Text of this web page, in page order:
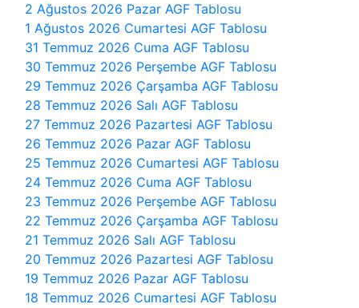
2 Ağustos 2026 Pazar AGF Tablosu
1 Ağustos 2026 Cumartesi AGF Tablosu
31 Temmuz 2026 Cuma AGF Tablosu
30 Temmuz 2026 Perşembe AGF Tablosu
29 Temmuz 2026 Çarşamba AGF Tablosu
28 Temmuz 2026 Salı AGF Tablosu
27 Temmuz 2026 Pazartesi AGF Tablosu
26 Temmuz 2026 Pazar AGF Tablosu
25 Temmuz 2026 Cumartesi AGF Tablosu
24 Temmuz 2026 Cuma AGF Tablosu
23 Temmuz 2026 Perşembe AGF Tablosu
22 Temmuz 2026 Çarşamba AGF Tablosu
21 Temmuz 2026 Salı AGF Tablosu
20 Temmuz 2026 Pazartesi AGF Tablosu
19 Temmuz 2026 Pazar AGF Tablosu
18 Temmuz 2026 Cumartesi AGF Tablosu